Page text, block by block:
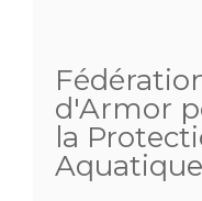
d'Armor
la
Aquatique